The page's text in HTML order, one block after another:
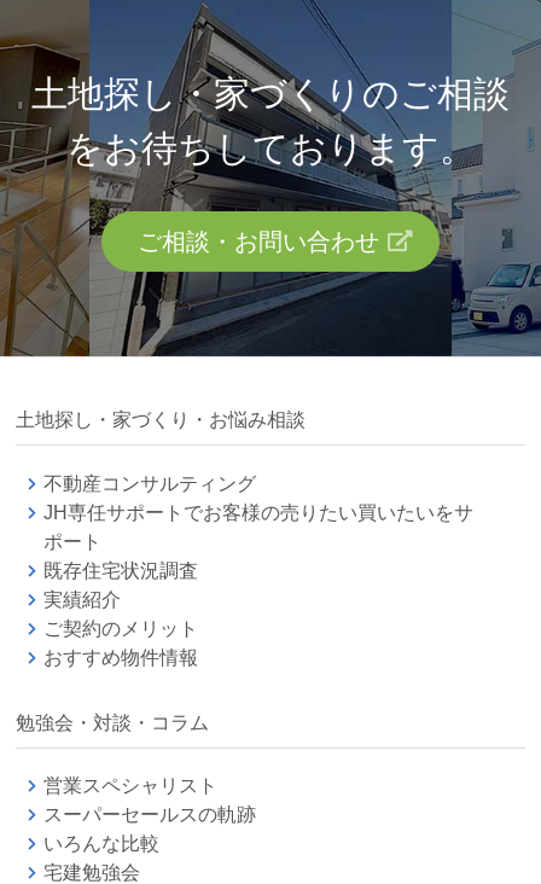
土地探し・家づくりのご相談
をお待ちしております。
ご相談・お問い合わせ
土地探し・家づくり・お悩み相談
不動産コンサルティング
JH専任サポートでお客様の売りたい買いたいをサ
ポート
既存住宅状況調査
実績紹介
ご契約のメリット
おすすめ物件情報
勉強会・対談・コラム
営業スペシャリスト
スーパーセールスの軌跡
いろんな比較
宅建勉強会